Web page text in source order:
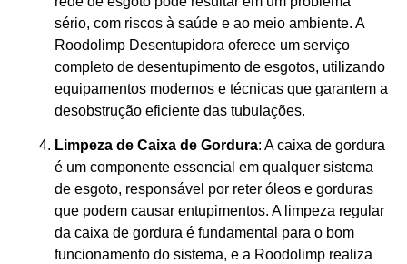
sério, com riscos à saúde e ao meio ambiente. A
Roodolimp Desentupidora oferece um serviço
completo de desentupimento de esgotos, utilizando
equipamentos modernos e técnicas que garantem a
desobstrução eficiente das tubulações.
Limpeza de Caixa de Gordura: A caixa de gordura
é um componente essencial em qualquer sistema
de esgoto, responsável por reter óleos e gorduras
que podem causar entupimentos. A limpeza regular
da caixa de gordura é fundamental para o bom
funcionamento do sistema, e a Roodolimp realiza